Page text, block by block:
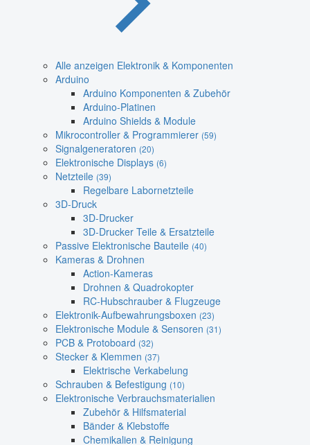
Alle anzeigen Elektronik & Komponenten
Arduino
Arduino Komponenten & Zubehör
Arduino-Platinen
Arduino Shields & Module
Mikrocontroller & Programmierer (59)
Signalgeneratoren (20)
Elektronische Displays (6)
Netzteile (39)
Regelbare Labornetzteile
3D-Druck
3D-Drucker
3D-Drucker Teile & Ersatzteile
Passive Elektronische Bauteile (40)
Kameras & Drohnen
Action-Kameras
Drohnen & Quadrokopter
RC-Hubschrauber & Flugzeuge
Elektronik-Aufbewahrungsboxen (23)
Elektronische Module & Sensoren (31)
PCB & Protoboard (32)
Stecker & Klemmen (37)
Elektrische Verkabelung
Schrauben & Befestigung (10)
Elektronische Verbrauchsmaterialien
Zubehör & Hilfsmaterial
Bänder & Klebstoffe
Chemikalien & Reinigung